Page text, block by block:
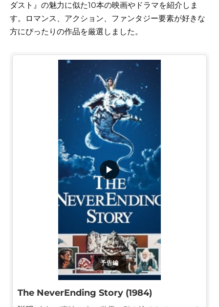
ダスト』の魅力に似た10本の映画やドラマを紹介しま
す。ロマンス、アクション、ファンタジー要素が好きな
方にぴったりの作品を厳選しました。
予告編
▶
The NeverEnding Story (1984)